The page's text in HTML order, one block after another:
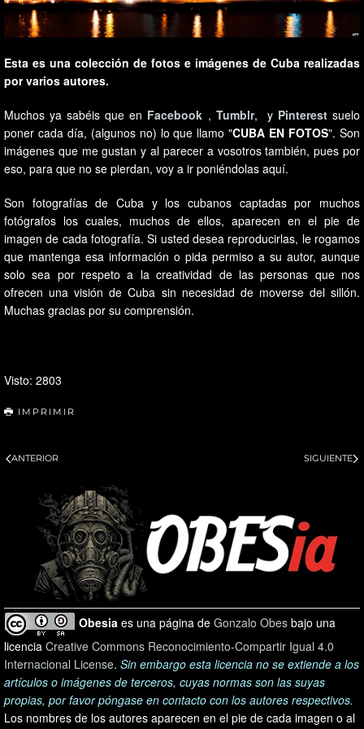
Esta es una colección de fotos e imágenes de Cuba realizadas
por varios autores.
Muchos ya sabéis que en Facebook , Tumblr, y Pinterestsuelo
poner cada día, (algunos no) lo que llamo "CUBA EN FOTOS". Son
imágenes que me gustan y al parecer a vosotros también, pues por
eso, para que no se pierdan, voy a ir poniéndolas aquí.
Son fotografías de Cuba y los cubanos captadas por muchos
fotógrafos los cuales, muchos de ellos, aparecen en el pie de
imagen de cada fotografía. Si usted desea reproducirlas, le rogamos
que mantenga esa información o pida permiso a su autor, aunque
solo sea por respeto a la creatividad de las personas que nos
ofrecen una visión de Cuba sin necesidad de moverse del sillón.
Muchas gracias por su comprensión.
Visto: 2803
IMPRIMIR
ANTERIOR SIGUIENTE
Obesia es una página de Gonzalo Obes bajo una
licencia Creative Commons Reconocimiento-Compartir Igual 4.0
Internacional License. Sin embargo esta licencia no se extiende a los
artículos o imágenes de terceros, cuyas normas son las suyas
propias, por favor póngase en contacto con los autores respectivos.
Los nombres de los autores aparecen en el pie de cada imagen o al